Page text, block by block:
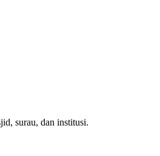
surau, dan institusi.